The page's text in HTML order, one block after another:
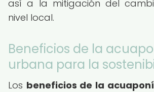
así a la mitigación del
nivel local.
Beneficios de la
urbana para la
Los beneficios de la